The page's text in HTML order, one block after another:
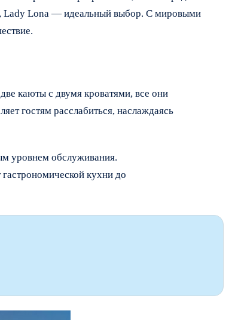
Lady Lona — идеальный выбор. С мировыми
каюты с двумя кроватями, все они
гостям расслабиться, наслаждаясь
уровнем обслуживания.
кухни до